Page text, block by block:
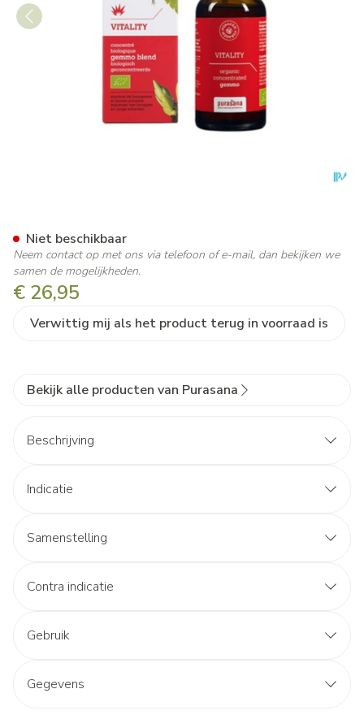
€ 26,95
Verwittig mij als het product terug in voorraad is
Niet beschikbaar
Neem contact op met ons via telefoon of e-mail, dan bekijken we
samen de mogelijkheden.
Bekijk alle producten van Purasana
Beschrijving
Indicatie
Samenstelling
Contra indicatie
Gebruik
Gegevens